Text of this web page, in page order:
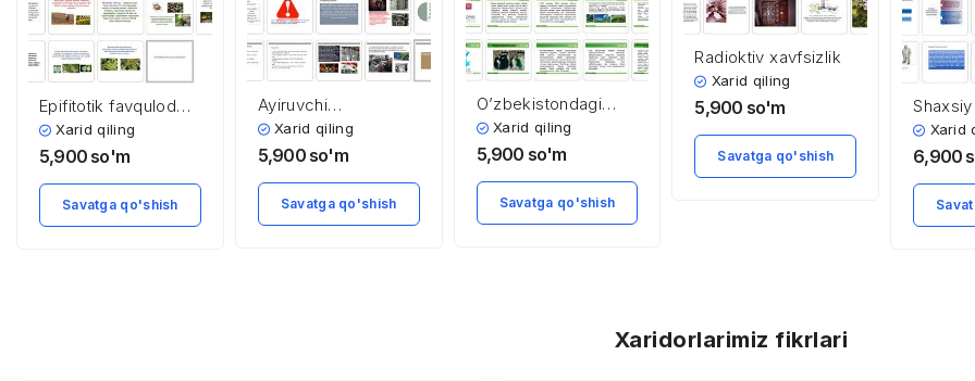
Epifitotik favqulodda
vaziyatlar
Xarid qiling
5,900 so'm
Savatga qo'shish
Ayiruvchi
protivagazlar
Xarid qiling
5,900 so'm
Savatga qo'shish
O’zbekistondagi
ekologik vaziyat
Xarid qiling
5,900 so'm
Savatga qo'shish
Radioktiv xavfsizlik
Xarid qiling
5,900 so'm
Savatga qo'shish
Xarid
6,900
Xaridorlarimiz fikrlari